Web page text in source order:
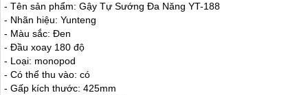
- Tên sản phẩm: Gậy Tự Sướng Đa Năng YT-188
- Nhãn hiệu: Yunteng
- Màu sắc: Đen
- Đầu xoay 180 độ
- Loại: monopod
- Có thể thu vào: có
- Gấp kích thước: 425mm